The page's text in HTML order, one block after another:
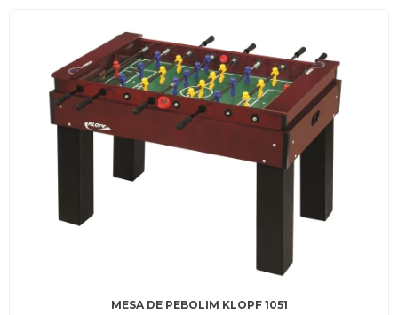
MESA DE PEBOLIM KLOPF 1051